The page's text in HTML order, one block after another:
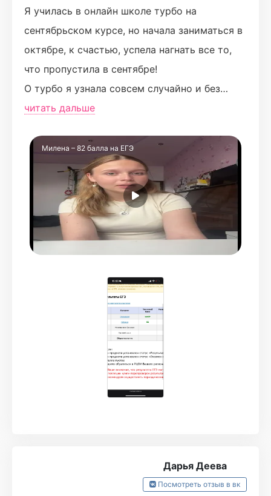
Я училась в онлайн школе турбо на
сентябрьском курсе, но начала заниматься в
октябре, к счастью, успела нагнать все то,
что пропустила в сентябре!
О турбо я узнала совсем случайно и без
сомнений оплатила курсы
такая дружелюбная атмосфера! У меня сразу
появилась мотивация учиться и работать на
свои баллы
Несмотря на то, что было тяжело, Рома
всегда был рядом и поддерживал в трудную
минуту!
баллов, в прогнозе у меня было 80
Спустя год упорства итоги таковы: 82 балла,
я более чем довольна, даже на 2 балла
больше, чем было!
Очень классные и удобные домашки,
пробники каждый месяц, круто сделанные
конспекты, что вся информация
выпускникам буду рекламировать турбо!
читать дальше
Милена – 82 балла на ЕГЭ
Дарья Деева
Посмотреть отзыв в вк